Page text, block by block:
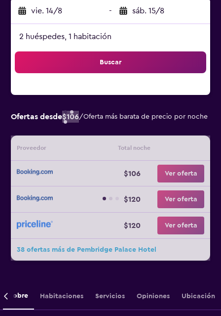
vie. 14/8 - sáb. 15/8
2 huéspedes, 1 habitación
Buscar
Ofertas desde$106/Oferta más barata de precio por noche
Proveedor Total noche
$106 Ver oferta
$120 Ver oferta
$120 Ver oferta
38 ofertas más de Pembridge Palace Hotel
Sobre Habitaciones Servicios Opiniones Ubicación